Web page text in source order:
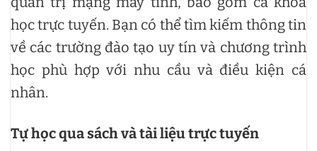
học trực tuyến. Bạn có thể tìm kiếm thông tin
về các trường đào tạo uy tín và chương trình
học phù hợp với nhu cầu và điều kiện cá
nhân.
Tự học qua sách và tài liệu trực tuyến